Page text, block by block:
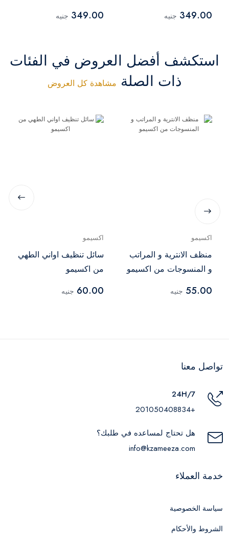
349.00 جنيه 349.00 جنيه
استكشف أفضل العروض في الفئات
ذات الصلة مشاهدة كل العروض
اكسيمو
منظف الانترية و المراتب
و المنسوجات من اكسيمو
55.00 جنيه
اكسيمو
سائل تنظيف اواني الطهي
من اكسيمو
60.00 جنيه
تواصل معنا
24H/7
+201050408834
هل تحتاج لمساعده في طلبك؟
info@kzameeza.com
خدمة العملاء
سياسة الخصوصية
الشروط والأحكام